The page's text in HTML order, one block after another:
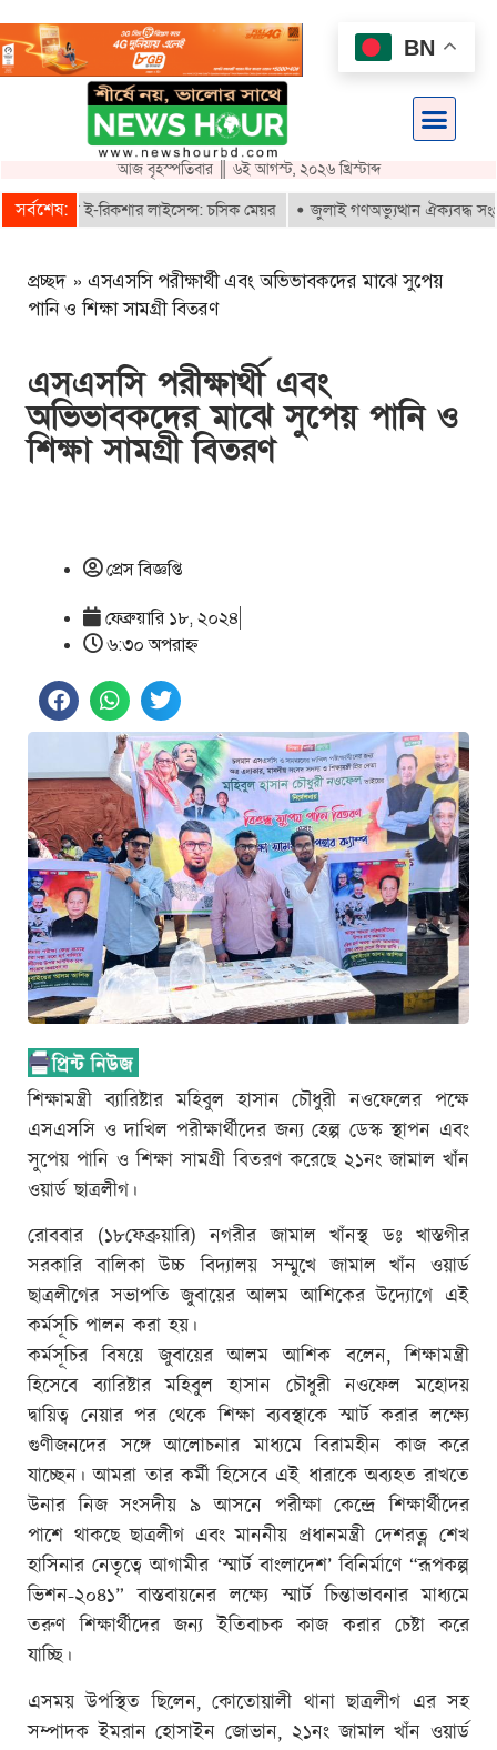
আজ বৃহস্পতিবার ║ ৬ই আগস্ট, ২০২৬ খ্রিস্টাব্দ
সর্বশেষ:
পাবে ই-রিকশার লাইসেন্স: চসিক মেয়র জুলাই গণঅভ্যুত্থান ঐক্যবদ্ধ
প্রচ্ছদ » এসএসসি পরীক্ষার্থী এবং অভিভাবকদের মাঝে সুপেয়
পানি ও শিক্ষা সামগ্রী বিতরণ
এসএসসি পরীক্ষার্থী এবং
অভিভাবকদের মাঝে সুপেয় পানি ও
শিক্ষা সামগ্রী বিতরণ
প্রেস বিজ্ঞপ্তি
ফেব্রুয়ারি ১৮, ২০২৪
৬:৩০ অপরাহ্ণ
শিক্ষামন্ত্রী ব্যারিষ্টার মহিবুল হাসান চৌধুরী নওফেলের পক্ষে
এসএসসি ও দাখিল পরীক্ষার্থীদের জন্য হেল্প ডেস্ক স্থাপন এবং
সুপেয় পানি ও শিক্ষা সামগ্রী বিতরণ করেছে ২১নং জামাল খাঁন
ওয়ার্ড ছাত্রলীগ।
রোববার (১৮ফেব্রুয়ারি) নগরীর জামাল খাঁনস্থ ডঃ খাস্তগীর
সরকারি বালিকা উচ্চ বিদ্যালয় সম্মুখে জামাল খাঁন ওয়ার্ড
ছাত্রলীগের সভাপতি জুবায়ের আলম আশিকের উদ্যোগে এই
কর্মসূচি পালন করা হয়।
কর্মসূচির বিষয়ে জুবায়ের আলম আশিক বলেন, শিক্ষামন্ত্রী
হিসেবে ব্যারিষ্টার মহিবুল হাসান চৌধুরী নওফেল মহোদয়
দ্বায়িত্ব নেয়ার পর থেকে শিক্ষা ব্যবস্থাকে স্মার্ট করার লক্ষ্যে
গুণীজনদের সঙ্গে আলোচনার মাধ্যমে বিরামহীন কাজ করে
যাচ্ছেন। আমরা তার কর্মী হিসেবে এই ধারাকে অব্যহত রাখতে
উনার নিজ সংসদীয় ৯ আসনে পরীক্ষা কেন্দ্রে শিক্ষার্থীদের
পাশে থাকছে ছাত্রলীগ এবং মাননীয় প্রধানমন্ত্রী দেশরত্ন শেখ
হাসিনার নেতৃত্বে আগামীর ‘স্মার্ট বাংলাদেশ’ বিনির্মাণে “রূপকল্প
ভিশন-২০৪১” বাস্তবায়নের লক্ষ্যে স্মার্ট চিন্তাভাবনার মাধ্যমে
তরুণ শিক্ষার্থীদের জন্য ইতিবাচক কাজ করার চেষ্টা করে
যাচ্ছি।
এসময় উপস্থিত ছিলেন, কোতোয়ালী থানা ছাত্রলীগ এর সহ
সম্পাদক ইমরান হোসাইন জোভান, ২১নং জামাল খাঁন ওয়ার্ড
BN